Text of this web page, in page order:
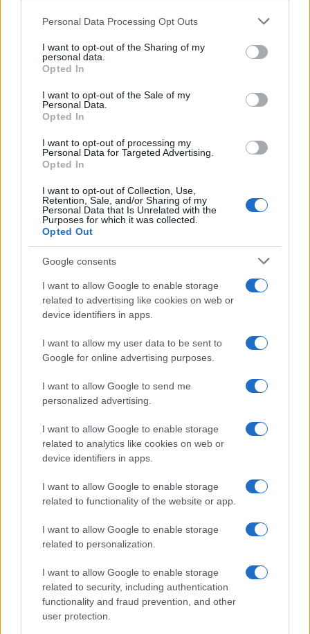
This information may also be disclosed by us to third parties
disclose it to other third parties.
Please note that this website/app uses one or more Google
services and may gather and store information including but
not limited to your visit or usage behaviour. You may click to
grant or deny consent to Google and its third-party tags to
consent section.
Personal Data Processing Opt Outs
I want to opt-out of the Sharing of my
personal data.
Opted In
I want to opt-out of the Sale of my
Personal Data.
Opted In
I want to opt-out of processing my
Personal Data for Targeted Advertising.
Opted In
I want to opt-out of Collection, Use,
Retention, Sale, and/or Sharing of my
Personal Data that Is Unrelated with the
Purposes for which it was collected.
Opted Out
Google consents
I want to allow Google to enable storage
related to advertising like cookies on web or
device identifiers in apps.
I want to allow my user data to be sent to
Google for online advertising purposes.
I want to allow Google to send me
personalized advertising.
I want to allow Google to enable storage
related to analytics like cookies on web or
device identifiers in apps.
I want to allow Google to enable storage
related to functionality of the website or app.
I want to allow Google to enable storage
related to personalization.
I want to allow Google to enable storage
related to security, including authentication
functionality and fraud prevention, and other
user protection.
Lindsay Lohan: il successo anni
2000
Lindsay Lohanè un’attrice,cantante emodella
americana che ha lasciato un’impronta significativa
cultura pop degli anni Duemila . Nata a
nel1986, ha iniziato la sua carriera nelmondo
apparendo in numerosi spot pubblicitari prima di
fare il suodebutto cinematografico
fama mondialearriva nel1998, quando, a dodici
anni, interpreta il doppioruolo di due gemelle
performance che la consacra come una delle
Il suosuccessoprosegue con film diventati
generazionali, come, per esempio,
Quel pazzo
venerdì, al fianco di Jamie Lee Curtise soprattutto
Mean Girlsnel 2004, che la consacra come